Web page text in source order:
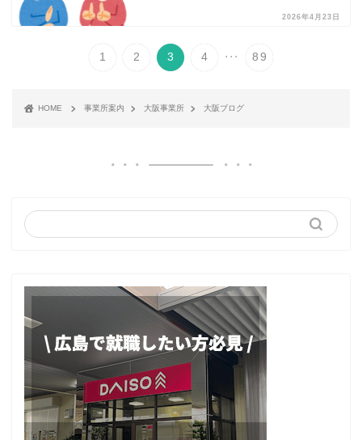
2026年4月23日
1 2 3 4 ... 89
HOME 事業所案内 大阪事業所 大阪ブログ